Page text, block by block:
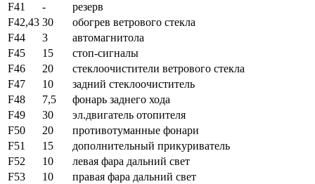
F41
-
резерв
F42,43 30
обогрев ветрового стекла
F44
3
автомагнитола
F45
15
стоп-сигналы
F46
20
стеклоочистители ветрового стекла
F47
10
задний стеклоочиститель
F48
7,5
фонарь заднего хода
F49
30
эл.двигатель отопителя
F50
20
противотуманные фонари
F51
15
дополнительный прикуриватель
F52
10
левая фара дальний свет
F53
10 правая фара дальний свет